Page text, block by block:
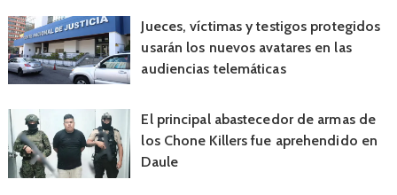
Jueces, víctimas y testigos protegidos
usarán los nuevos avatares en las
audiencias telemáticas
El principal abastecedor de armas de
los Chone Killers fue aprehendido en
Daule